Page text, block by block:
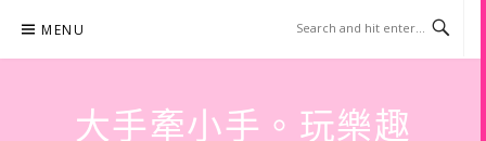
content
MENU
大手牽小手。玩樂趣